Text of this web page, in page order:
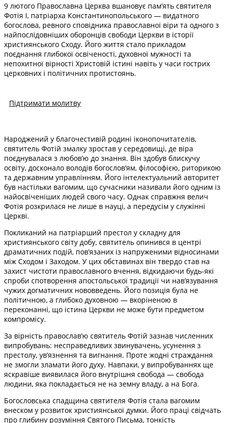
9 лютого Православна Церква вшановує пам’ять святителя
Фотія І, патріарха Константинопольського — видатного
богослова, ревного сповідника православної віри та одного з
найпослідовніших оборонців свободи Церкви в історії
християнського Сходу. Його життя стало прикладом
поєднання глибокої освіченості, духовної мужності та
непохитної вірності Христовій істині навіть у часи гострих
церковних і політичних протистоянь.
Підтримати молитву
Народжений у благочестивій родині іконопочитателів,
святитель Фотій змалку зростав у середовищі, де віра
поєднувалася з любов’ю до знання. Він здобув блискучу
освіту, досконало володів богослов’ям, філософією, риторикою
та державним управлінням. Його інтелектуальний авторитет
був настільки вагомим, що сучасники називали його одним із
найосвіченіших людей свого часу. Однак справжня велич
Фотія розкрилася не лише в науці, а передусім у служінні
Церкві.
Покликаний на патріарший престол у складну для
християнського світу добу, святитель опинився в центрі
драматичних подій, пов’язаних із напруженими відносинами
між Сходом і Заходом. У цих обставинах він твердо став на
захист чистоти православного вчення, відкидаючи будь-які
спроби спотворення апостольської традиції чи нав’язування
чужих догматичних нововведень. Його позиція була не
політичною, а глибоко духовною — вкоріненою в
переконанні, що істина Церкви не може бути предметом
компромісу.
За вірність православ’ю святитель Фотій зазнав численних
випробувань: несправедливих звинувачень, усунення з
престолу, ув’язнення та вигнання. Проте жодні страждання
не змогли зламати його духу. Навпаки, у випробуваннях ще
яскравіше виявилася його внутрішня свобода — свобода
людини, яка покладається не на земну владу, а на Бога.
Богословська спадщина святителя Фотія стала вагомим
внеском у розвиток християнської думки. Його праці свідчать
про глибину розуміння Святого Письма, тонкість